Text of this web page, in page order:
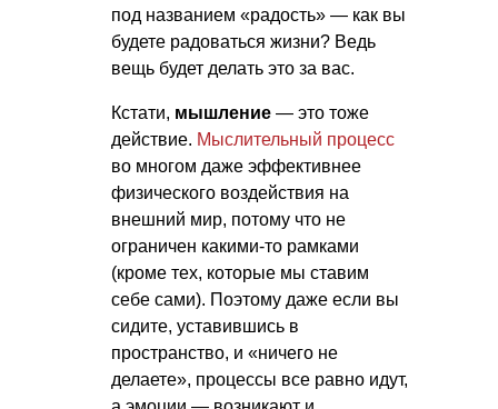
под названием «радость» — как вы
будете радоваться жизни? Ведь
вещь будет делать это за вас.
Кстати, мышление — это тоже
действие. Мыслительный процесс
во многом даже эффективнее
физического воздействия на
внешний мир, потому что не
ограничен какими-то рамками
(кроме тех, которые мы ставим
себе сами). Поэтому даже если вы
сидите, уставившись в
пространство, и «ничего не
делаете», процессы все равно идут,